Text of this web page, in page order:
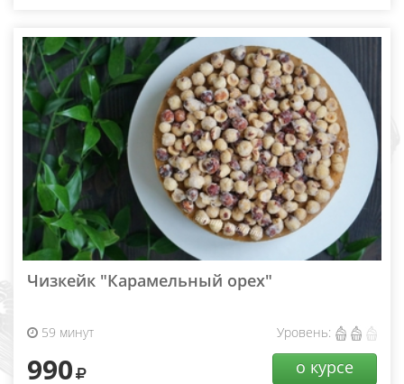
Чизкейк "Карамельный орех"
59 минут Уровень:
990 о курсе